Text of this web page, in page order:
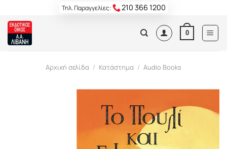
content
Τηλ. Παραγγελίες: 210 366 1200
0
Αρχική σελίδα / Κατάστημα / Audio Books